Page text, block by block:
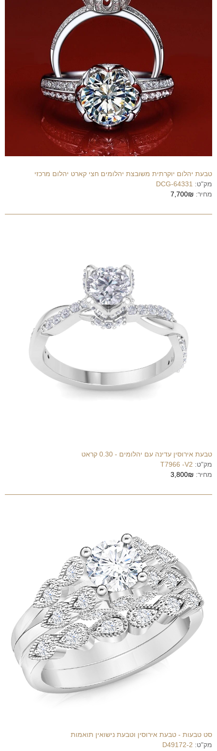
טבעת יהלום יוקרתית משובצת יהלומים חצי קארט יהלום מרכזי
מק"ט: DCG-64331
מחיר: 7,700₪
טבעת אירוסין עדינה עם יהלומים - 0.30 קראט
מק"ט: T7966 -V2
מחיר: 3,800₪
סט טבעות - טבעת אירוסין וטבעת נישואין תואמות
מק"ט: D49172-2